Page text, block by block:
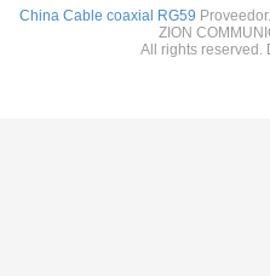
China Cable coaxial RG59
ZION
All rights reserved.